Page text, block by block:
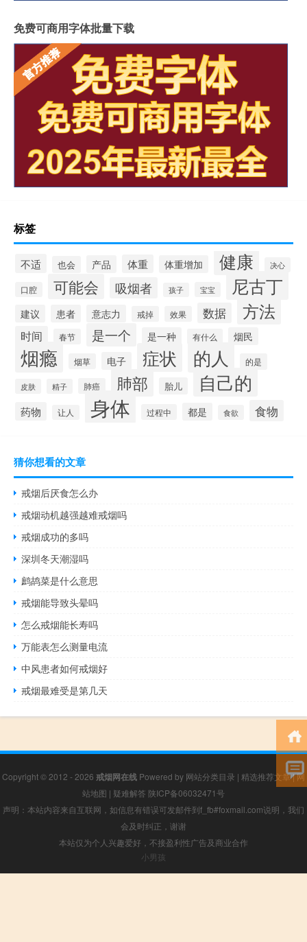
免费可商用字体批量下载
标签
不适 也会 产品 体重 体重增加 健康 决心
口腔 可能会 吸烟者 孩子 宝宝 尼古丁
建议 患者 意志力 戒掉 效果 数据 方法
时间 春节 是一个 是一种 有什么 烟民
烟瘾 烟草 电子 症状 的人 的是
皮肤 精子 肺癌 肺部 胎儿 自己的
药物 让人 身体 过程中 都是 食欲 食物
猜你想看的文章
戒烟后厌食怎么办
戒烟动机越强越难戒烟吗
戒烟成功的多吗
深圳冬天潮湿吗
鹧鸪菜是什么意思
戒烟能导致头晕吗
怎么戒烟能长寿吗
万能表怎么测量电流
中风患者如何戒烟好
戒烟最难受是第几天
Copyright © 2012 - 2026 戒烟网在线 Powered by 网站分类目录 | 精选推荐文章|网
站地图 | 疑难解答 陕ICP备06032471号
声明：本站内容来自互联网，如信息有错误可发邮件到f_fb#foxmail.com说明，我们
会及时纠正，谢谢
本站仅为个人兴趣爱好，不接盈利性广告及商业合作
小男孩